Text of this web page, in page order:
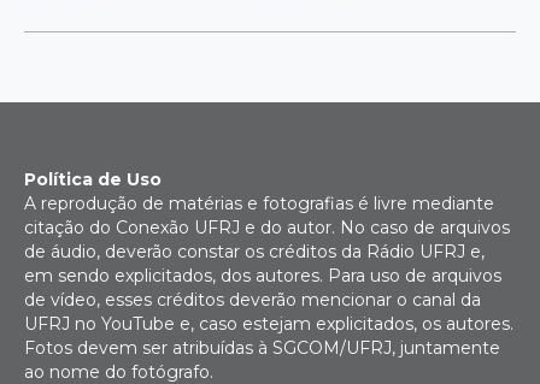
Política de Uso
A reprodução de matérias e fotografias é livre mediante
citação do Conexão UFRJ e do autor. No caso de arquivos
de áudio, deverão constar os créditos da Rádio UFRJ e,
em sendo explicitados, dos autores. Para uso de arquivos
de vídeo, esses créditos deverão mencionar o canal da
UFRJ no YouTube e, caso estejam explicitados, os autores.
Fotos devem ser atribuídas à SGCOM/UFRJ, juntamente
ao nome do fotógrafo.